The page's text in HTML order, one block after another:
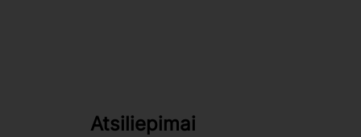
Atsiliepimai